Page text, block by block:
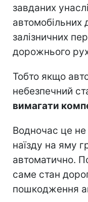
завданих
автомобільних
залізничних
дорожнього
Тобто якщо
небезпечний
вимагати
Водночас це
наїзду на яму
автоматично.
саме стан
пошкодження